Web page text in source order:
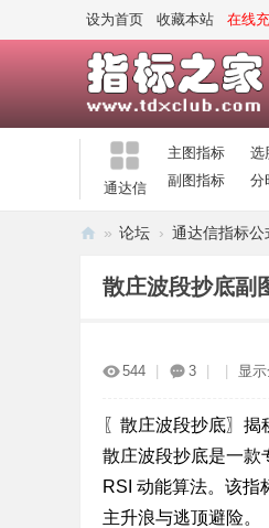
设为首页 收藏本站 在线
通达信
主图指标 选
副图指标
分
» 论坛 › 通达信指标公
散庄波段抄底副
544 3 显
〖散庄波段抄底〗
散庄波段抄底是一款
RSI 动能算法。该指
主升浪与逃顶避险。